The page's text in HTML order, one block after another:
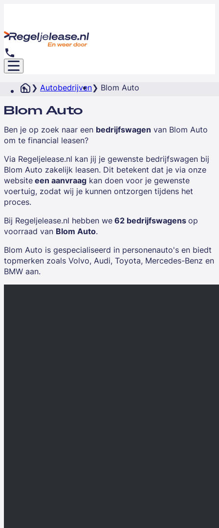
Autobedrijven Blom Auto
Blom Auto
Ben je op zoek naar een bedrijfswagen van Blom Auto
om te financial leasen?
Via Regeljelease.nl kan jij je gewenste bedrijfswagen bij
Blom Auto zakelijk leasen. Dit betekent dat je via onze
websiteeen aanvraag kan doen voor je gewenste
voertuig, zodat wij je kunnen ontzorgen tijdens het
proces.
Bij Regeljelease.nl hebben we62 bedrijfswagensop
voorraad van Blom Auto.
Blom Auto is gespecialiseerd in personenauto's en biedt
topmerken zoals Volvo, Audi, Toyota, Mercedes-Benz en
BMW aan.